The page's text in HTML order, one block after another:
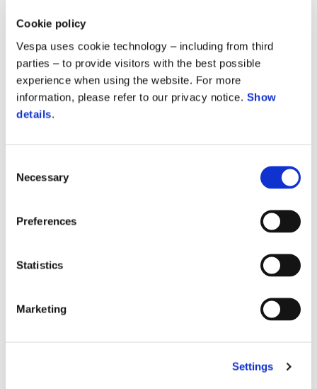
Cookie policy
Vespa uses cookie technology – including from third
parties – to provide visitors with the best possible
experience when using the website. For more
information, please refer to our privacy notice. Show
details.
Selection
Necessary
Preferences
Statistics
Marketing
Settings
Mais
Mais
Mais informação